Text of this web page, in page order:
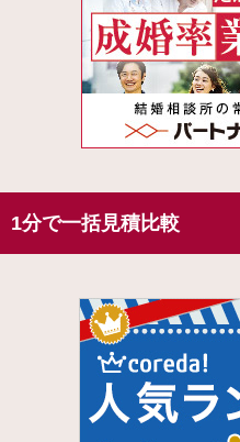
1分で一括見積比較